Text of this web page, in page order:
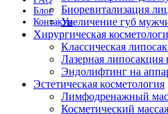
Блог
Контакты
Биоревитализация
Увеличение губ
Хирургическая
Классическая
Лазерная липосакция
Эндолифтинг на
Эстетическая косметология
Лимфодренажный
Косметический